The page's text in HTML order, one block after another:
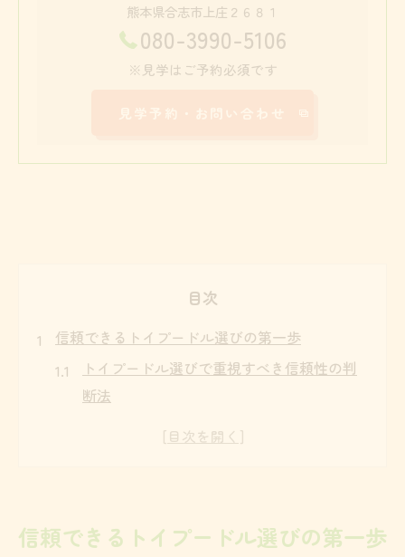
熊本県合志市上庄２６８１
080-3990-5106
※見学はご予約必須です
目次
信頼できるトイプードル選びの第一歩
トイプードル選びで重視すべき信頼性の判
断法
熊本で後悔しないトイプードル探しの基本
口コミや評判で見極めるトイプードルの安
信頼できるトイプードル選びの第一歩